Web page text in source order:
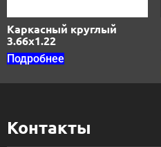
Каркасный круглый
3.66х1.22
Подробнее
Контакты